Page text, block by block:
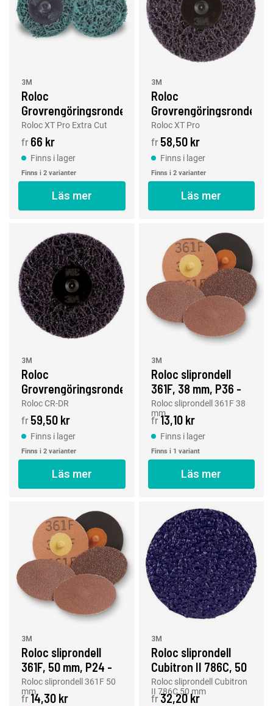
3M
Roloc
Grovrengöringsrondell
XT Pro Extra Cut, 50
- 75 mm
Roloc XT Pro Extra Cut
fr 66 kr
Finns i lager
Finns i 2 varianter
Läs mer
3M
Roloc
Grovrengöringsrondell
XT Pro, 50 - 75 mm
Roloc XT Pro
fr 58,50 kr
Finns i lager
Finns i 2 varianter
Läs mer
3M
Roloc
Grovrengöringsrondeller
CR-DR, 50 - 75 mm
Roloc CR-DR
fr 59,50 kr
Finns i lager
Finns i 2 varianter
Läs mer
3M
Roloc sliprondell
361F, 38 mm, P36 -
P80
Roloc sliprondell 361F 38
mm
fr 13,10 kr
Finns i lager
Finns i 1 variant
Läs mer
3M
Roloc sliprondell
361F, 50 mm, P24 -
P120
Roloc sliprondell 361F 50
mm
fr 14,30 kr
3M
Roloc sliprondell
Cubitron II 786C, 50
mm, 36+ - 80+
Roloc sliprondell Cubitron
II 786C 50 mm
fr 32,20 kr